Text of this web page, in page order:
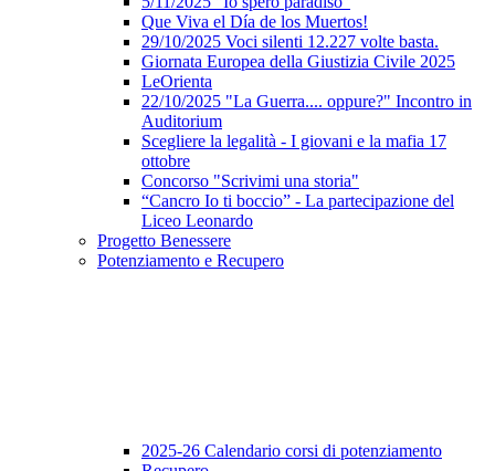
Que Viva el Día de los Muertos!
29/10/2025 Voci silenti 12.227 volte basta.
Giornata Europea della Giustizia Civile 2025
LeOrienta
22/10/2025 "La Guerra.... oppure?" Incontro in
Auditorium
Scegliere la legalità - I giovani e la mafia 17
ottobre
Concorso "Scrivimi una storia"
“Cancro Io ti boccio” - La partecipazione del
Liceo Leonardo
Progetto Benessere
Potenziamento e Recupero
2025-26 Calendario corsi di potenziamento